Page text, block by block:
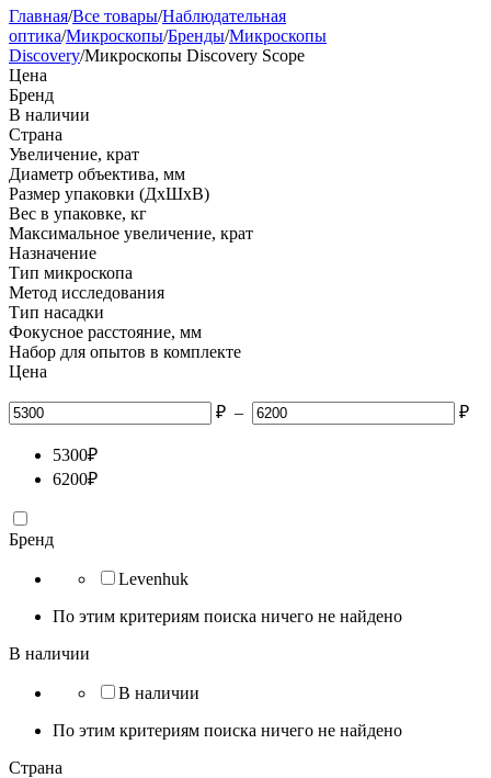
Главная/Все товары/Наблюдательная
оптика/Микроскопы/Бренды/Микроскопы
Discovery/Микроскопы Discovery Scope
Цена
Бренд
В наличии
Страна
Увеличение, крат
Диаметр объектива, мм
Размер упаковки (ДхШхВ)
Вес в упаковке, кг
Максимальное увеличение, крат
Назначение
Тип микроскопа
Метод исследования
Тип насадки
Фокусное расстояние, мм
Набор для опытов в комплекте
Цена
₽ – ₽
5300₽
6200₽
Бренд
Levenhuk
По этим критериям поиска ничего не найдено
В наличии
В наличии
По этим критериям поиска ничего не найдено
Страна